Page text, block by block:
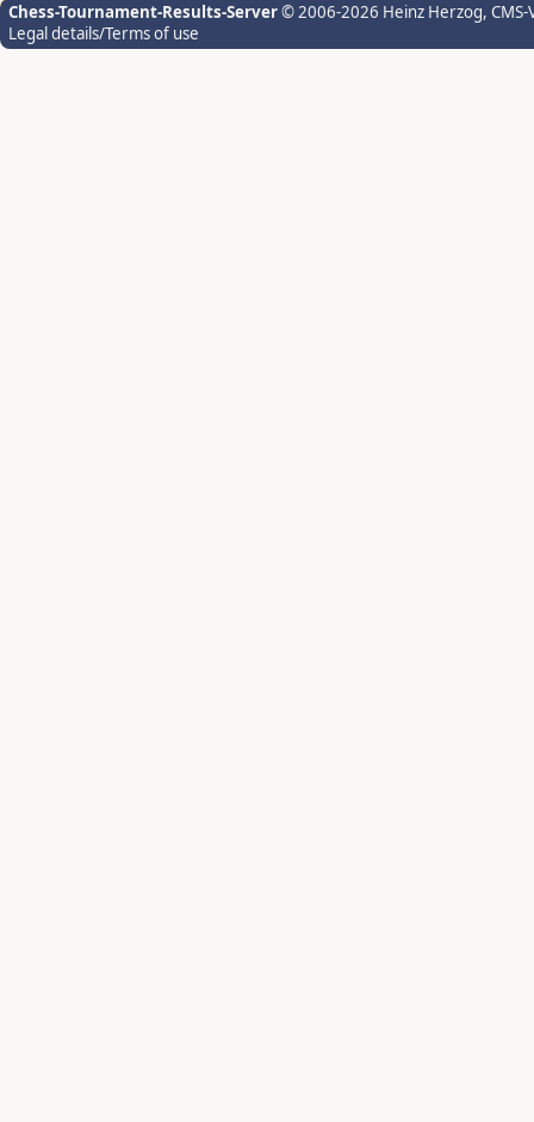
Chess-Tournament-Results-Server© 2006-2026 Heinz Herzog,
Legal details/Terms of use